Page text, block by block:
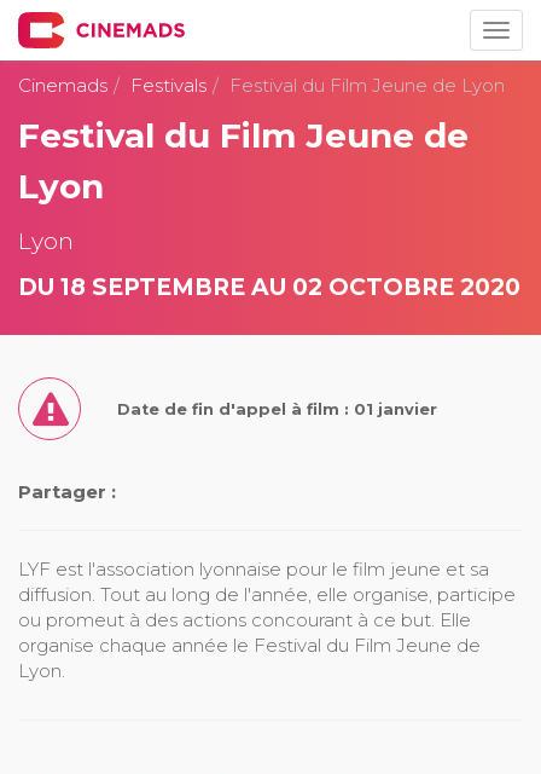
Cinemads
Festivals Festival du Film Jeune de Lyon
Festival du Film Jeune de
Lyon
Lyon
DU 18 SEPTEMBRE AU 02 OCTOBRE 2020
Date de fin d'appel à film : 01 janvier
Partager :
LYF est l'association lyonnaise pour le film jeune et sa
diffusion. Tout au long de l'année, elle organise, participe
ou promeut à des actions concourant à ce but. Elle
organise chaque année le Festival du Film Jeune de
Lyon.